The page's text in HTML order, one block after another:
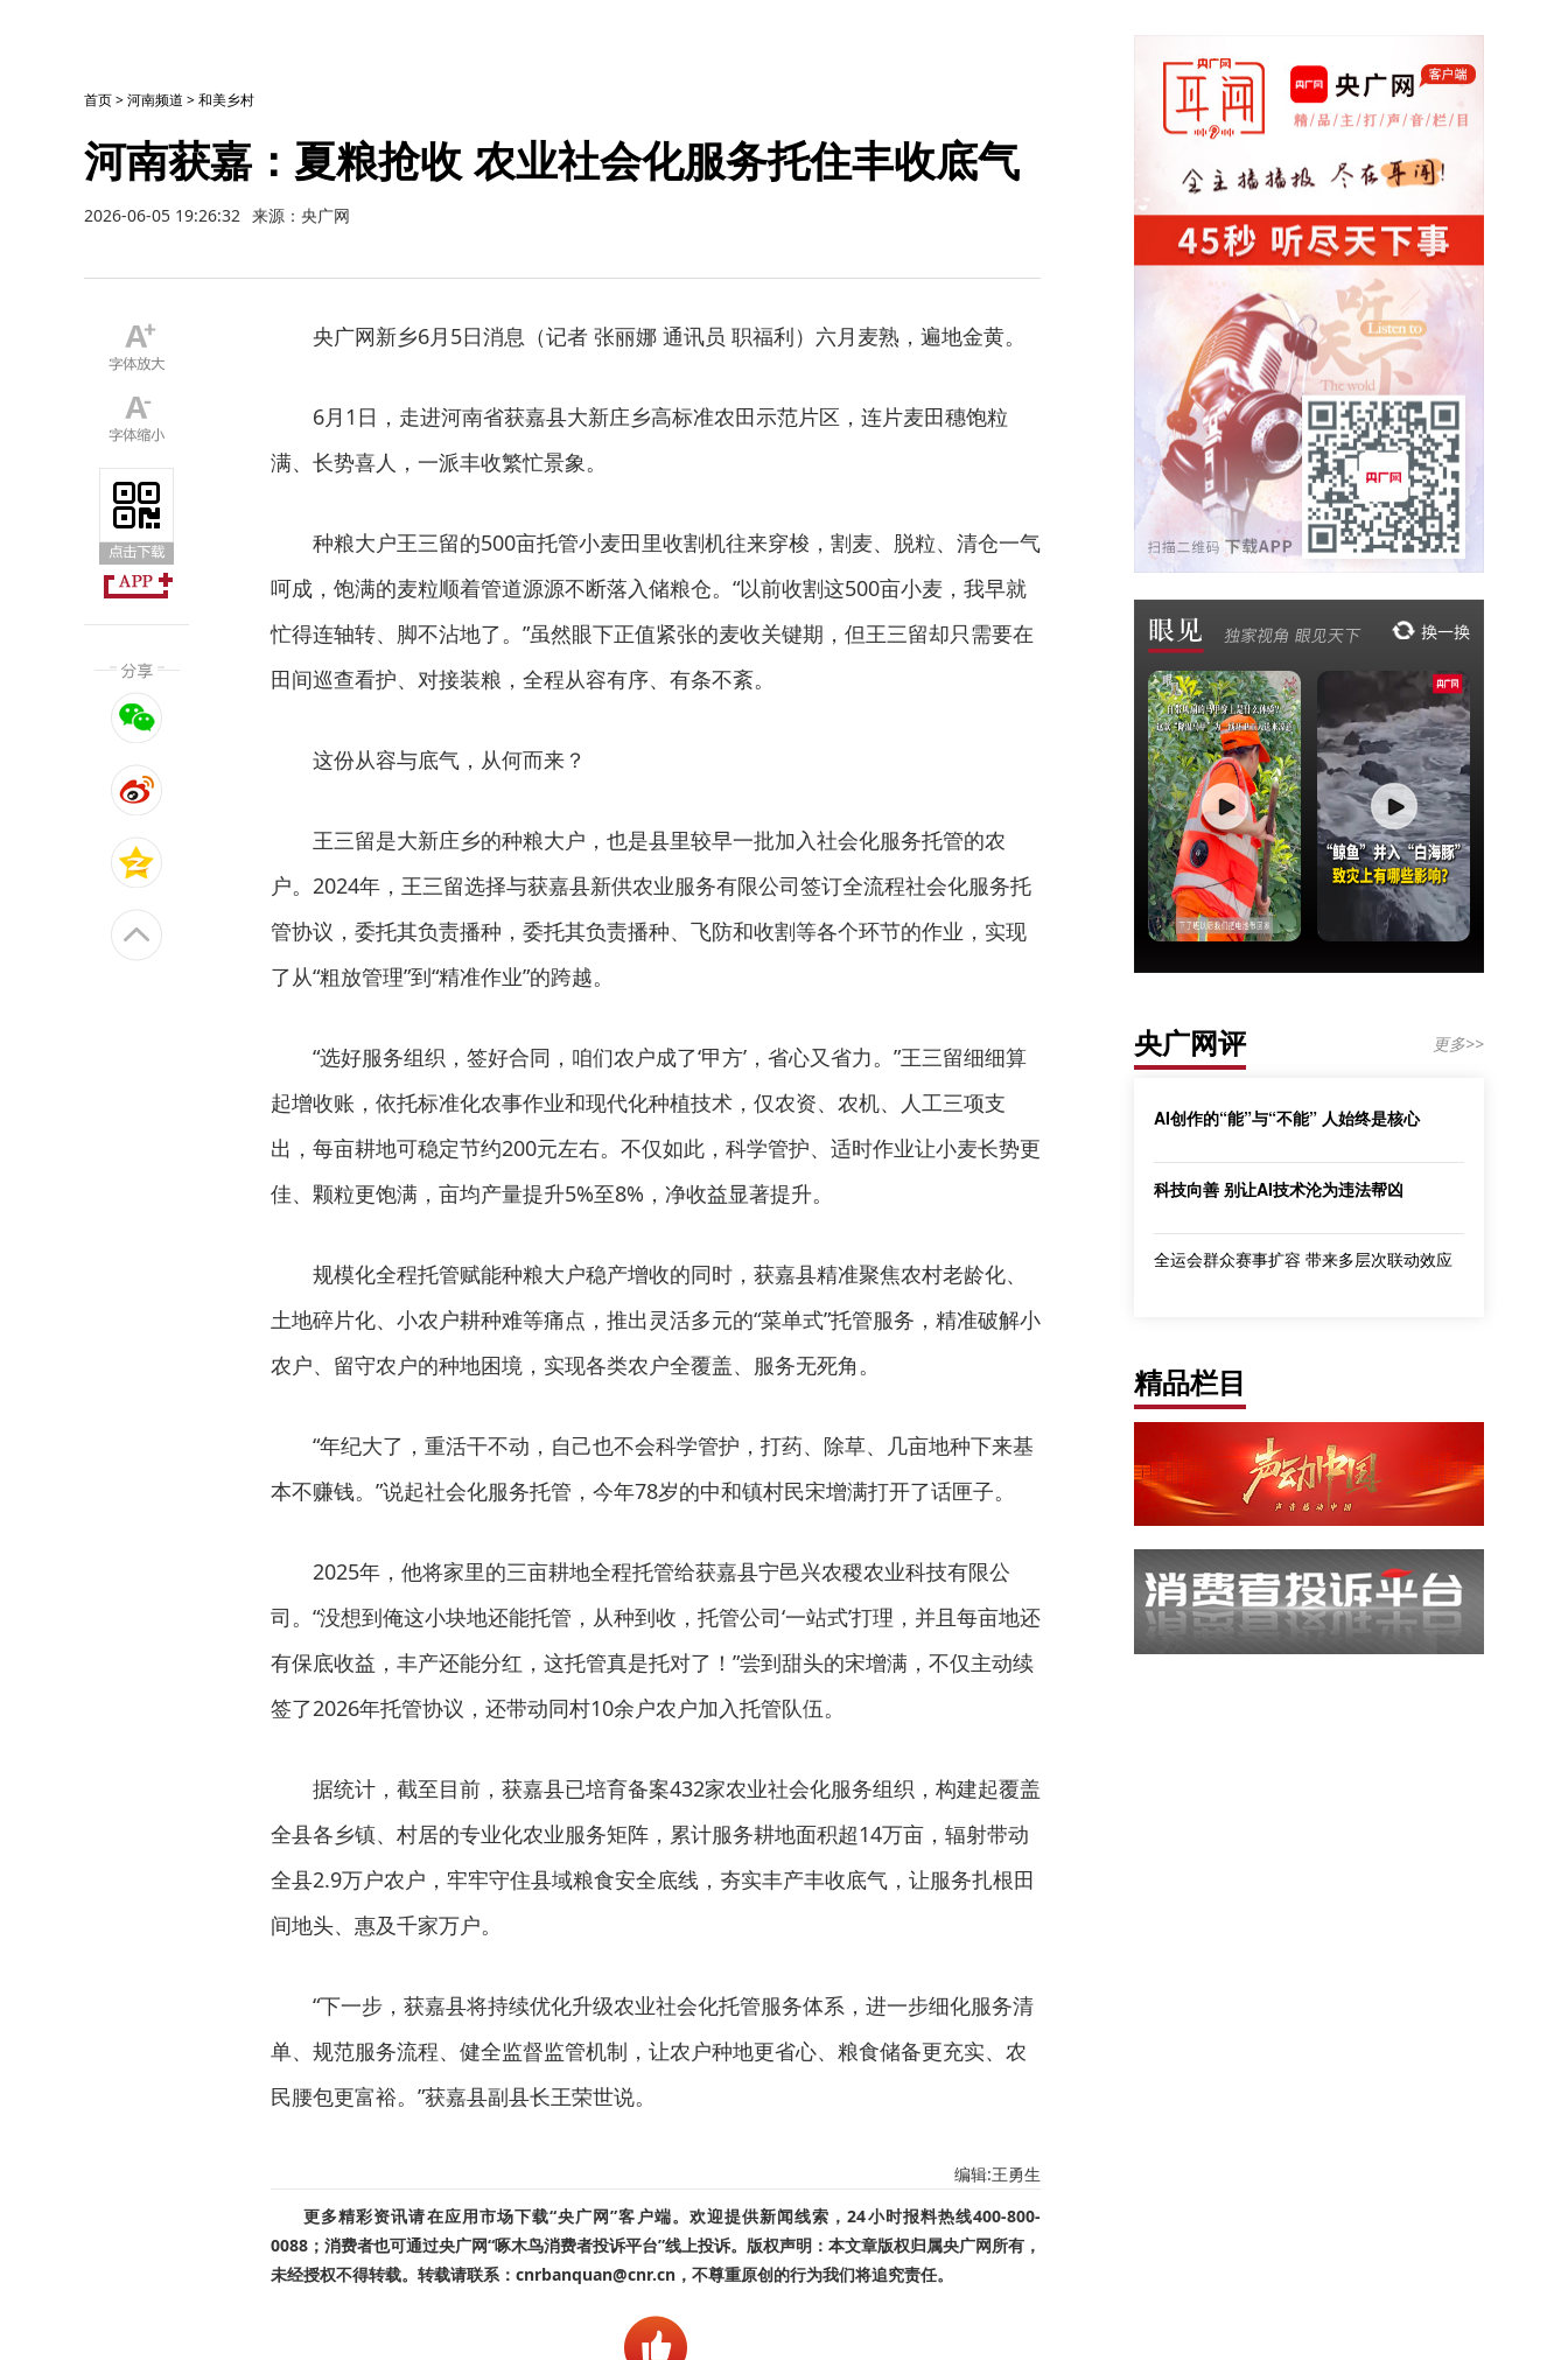
首页>河南频道 >和美乡村
河南获嘉：夏粮抢收 农业社会化服务托住丰收底气
2026-06-05 19:26:32 来源：央广网
央广网新乡6月5日消息（记者 张丽娜 通讯员 职福利）六月麦熟，遍地金黄。
6月1日，走进河南省获嘉县大新庄乡高标准农田示范片区，连片麦田穗饱粒
满、长势喜人，一派丰收繁忙景象。
种粮大户王三留的500亩托管小麦田里收割机往来穿梭，割麦、脱粒、清仓一气
呵成，饱满的麦粒顺着管道源源不断落入储粮仓。“以前收割这500亩小麦，我早就
忙得连轴转、脚不沾地了。”虽然眼下正值紧张的麦收关键期，但王三留却只需要在
田间巡查看护、对接装粮，全程从容有序、有条不紊。
这份从容与底气，从何而来？
王三留是大新庄乡的种粮大户，也是县里较早一批加入社会化服务托管的农
户。2024年，王三留选择与获嘉县新供农业服务有限公司签订全流程社会化服务托
管协议，委托其负责播种，委托其负责播种、飞防和收割等各个环节的作业，实现
了从“粗放管理”到“精准作业”的跨越。
“选好服务组织，签好合同，咱们农户成了‘甲方’，省心又省力。”王三留细细算
起增收账，依托标准化农事作业和现代化种植技术，仅农资、农机、人工三项支
出，每亩耕地可稳定节约200元左右。不仅如此，科学管护、适时作业让小麦长势更
佳、颗粒更饱满，亩均产量提升5%至8%，净收益显著提升。
规模化全程托管赋能种粮大户稳产增收的同时，获嘉县精准聚焦农村老龄化、
土地碎片化、小农户耕种难等痛点，推出灵活多元的“菜单式”托管服务，精准破解小
农户、留守农户的种地困境，实现各类农户全覆盖、服务无死角。
“年纪大了，重活干不动，自己也不会科学管护，打药、除草、几亩地种下来基
本不赚钱。”说起社会化服务托管，今年78岁的中和镇村民宋增满打开了话匣子。
2025年，他将家里的三亩耕地全程托管给获嘉县宁邑兴农稷农业科技有限公
司。“没想到俺这小块地还能托管，从种到收，托管公司‘一站式’打理，并且每亩地还
有保底收益，丰产还能分红，这托管真是托对了！”尝到甜头的宋增满，不仅主动续
签了2026年托管协议，还带动同村10余户农户加入托管队伍。
据统计，截至目前，获嘉县已培育备案432家农业社会化服务组织，构建起覆盖
全县各乡镇、村居的专业化农业服务矩阵，累计服务耕地面积超14万亩，辐射带动
全县2.9万户农户，牢牢守住县域粮食安全底线，夯实丰产丰收底气，让服务扎根田
间地头、惠及千家万户。
“下一步，获嘉县将持续优化升级农业社会化托管服务体系，进一步细化服务清
单、规范服务流程、健全监督监管机制，让农户种地更省心、粮食储备更充实、农
民腰包更富裕。”获嘉县副县长王荣世说。
编辑:王勇生
更多精彩资讯请在应用市场下载“央广网”客户端。欢迎提供新闻线索，24小时报料热线400-800-
0088；消费者也可通过央广网“啄木鸟消费者投诉平台”线上投诉。版权声明：本文章版权归属央广网所有，
未经授权不得转载。转载请联系：cnrbanquan@cnr.cn，不尊重原创的行为我们将追究责任。
央广网评 更多>>
AI创作的“能”与“不能” 人始终是核心
科技向善 别让AI技术沦为违法帮凶
全运会群众赛事扩容 带来多层次联动效应
精品栏目